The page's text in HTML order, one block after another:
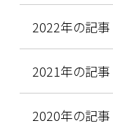
2022年の記事
2021年の記事
2020年の記事